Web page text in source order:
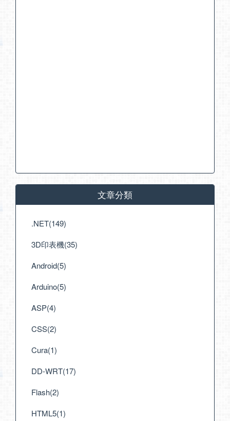
文章分類
.NET(149)
3D印表機(35)
Android(5)
Arduino(5)
ASP(4)
CSS(2)
Cura(1)
DD-WRT(17)
Flash(2)
HTML5(1)